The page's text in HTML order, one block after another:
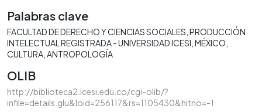
Palabras clave
FACULTAD DE DERECHO Y CIENCIAS SOCIALES PRODUCCIÓN
INTELECTUAL REGISTRADA - UNIVERSIDAD ICESI MÉXICO
CULTURA ANTROPOLOGÍA
OLIB
http://biblioteca2.icesi.edu.co/cgi-olib/?
infile=details.glu&loid=256117&rs=1105430&hitno=-1